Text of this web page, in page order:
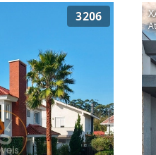
3206